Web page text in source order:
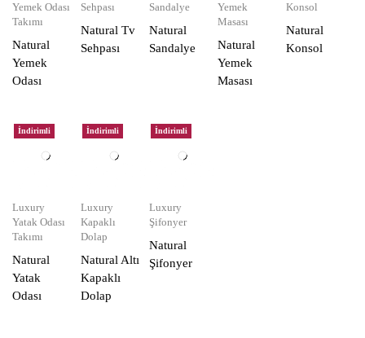
Yemek Odası
Takımı
Natural
Yemek
Odası
Sehpası
Natural Tv
Sehpası
Sandalye
Natural
Sandalye
Yemek
Masası
Natural
Yemek
Masası
Konsol
Natural
Konsol
İndirimli
Luxury
Yatak Odası
Takımı
Natural
Yatak
Odası
İndirimli
Luxury
Kapaklı
Dolap
Natural Altı
Kapaklı
Dolap
İndirimli
Luxury
Şifonyer
Natural
Şifonyer